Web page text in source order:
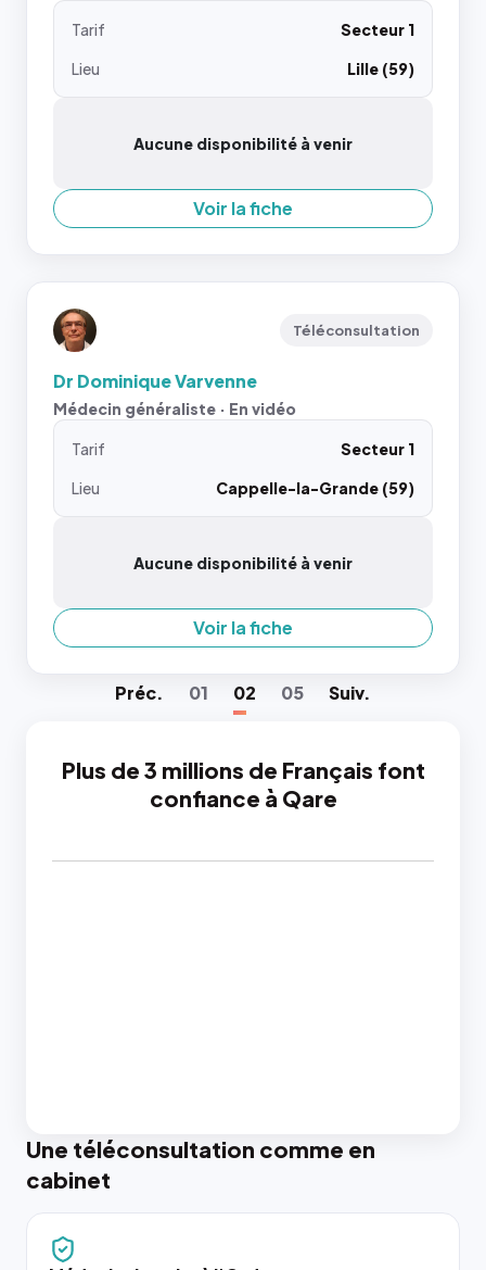
Tarif
Secteur 1
Lieu
Lille (59)
Aucune disponibilité à venir
Voir la fiche
Téléconsultation
Dr Dominique Varvenne
Médecin généraliste · En vidéo
Tarif
Secteur 1
Lieu
Cappelle-la-Grande (59)
Aucune disponibilité à venir
Voir la fiche
Préc. 01 02 05 Suiv.
Plus de 3 millions de Français font
confiance à Qare
Une téléconsultation comme en
cabinet